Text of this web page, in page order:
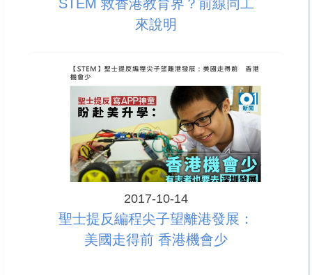
STEM 救香港教育界？前線同工
來說明
2017-10-14
聖士提反編程尖子望離港發展：
美國走得前 香港機會少